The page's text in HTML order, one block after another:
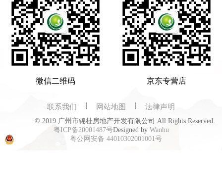
微信二维码 京东专营店
联系我们 网站地图 法律声明
© 2019 广州市锦桂房地产开发有限公司 All Rights Reserved.
粤ICP备20001487号Designed by Wanhu
粤公网安备 44010302001001号